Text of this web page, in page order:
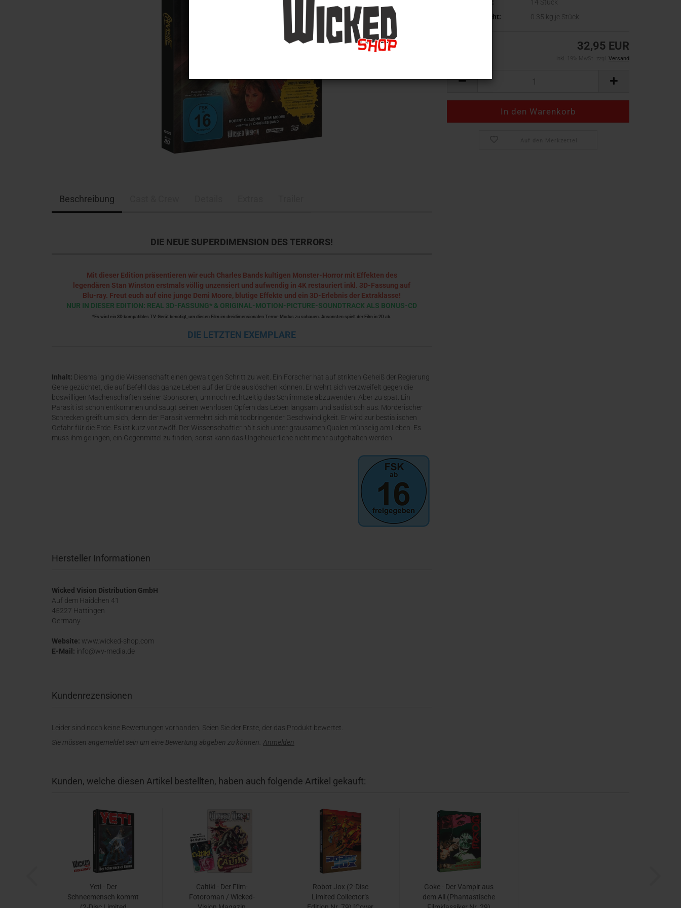
Lagerbestand: 14 Stück
Versandgewicht:
0.35 kg je Stück
32,95 EUR
inkl. 19% MwSt. zzgl. Versand
Beschreibung
DIE NEUE SUPERDIMENSION DES TERRORS!
Mit dieser Edition präsentieren wir euch Charles Bands kultigen Monster-Horror mit Effekten des
legendären Stan Winston erstmals völlig unzensiert und aufwendig in 4K restauriert inkl. 3D-Fassung auf
Blu-ray. Freut euch auf eine junge Demi Moore, blutige Effekte und ein 3D-Erlebnis der Extraklasse!
NUR IN DIESER EDITION: REAL 3D-FASSUNG* & ORIGINAL-MOTION-PICTURE-SOUNDTRACK ALS BONUS-CD
*Es wird ein 3D kompatibles TV-Gerät benötigt, um diesen Film im dreidimensionalen Terror-Modus zu schauen. Ansonsten spielt der Film in 2D ab.
DIE LETZTEN EXEMPLARE
Inhalt: Diesmal ging die Wissenschaft einen gewaltigen Schritt zu weit. Ein Forscher hat auf strikten Geheiß der Regierung
Gene gezüchtet, die auf Befehl das ganze Leben auf der Erde auslöschen können. Er wehrt sich verzweifelt gegen die
böswilligen Machenschaften seiner Sponsoren, um noch rechtzeitig das Schlimmste abzuwenden. Aber zu spät. Ein
Parasit ist schon entkommen und saugt seinen wehrlosen Opfern das Leben langsam und sadistisch aus. Mörderischer
Schrecken greift um sich, denn der Parasit vermehrt sich mit todbringender Geschwindigkeit. Er wird zur bestialischen
Gefahr für die Erde. Es ist kurz vor zwölf. Der Wissenschaftler hält sich unter grausamen Qualen mühselig am Leben. Es
muss ihm gelingen, ein Gegenmittel zu finden, sonst kann das Ungeheuerliche nicht mehr aufgehalten werden.
Hersteller Informationen
Wicked Vision Distribution GmbH
Auf dem Haidchen 41
45227 Hattingen
Germany
Website: www.wicked-shop.com
E-Mail: info@wv-media.de
Kundenrezensionen
Leider sind noch keine Bewertungen vorhanden. Seien Sie der Erste, der das Produkt bewertet.
Sie müssen angemeldet sein um eine Bewertung abgeben zu können. Anmelden
Kunden, welche diesen Artikel bestellten, haben auch folgende Artikel gekauft:
Yeti - Der
Schneemensch kommt
Caltiki - Der Film-
Fotoroman / Wicked-
Robot Jox (2-Disc
Limited Collector‘s
Goke - Der Vampir aus
dem All (Phantastische